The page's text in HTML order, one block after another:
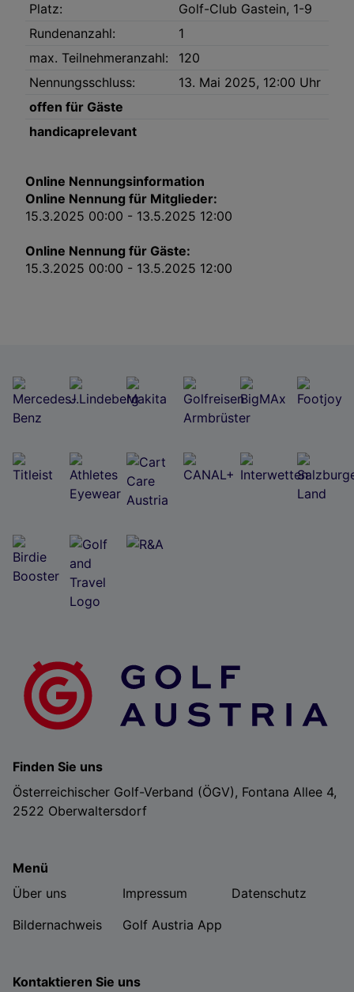
Platz:
Golf-Club Gastein, 1-9
Rundenanzahl:
1
max. Teilnehmeranzahl:
120
Nennungsschluss:
13. Mai 2025, 12:00 Uhr
offen für Gäste
handicaprelevant
Online Nennungsinformation
Online Nennung für Mitglieder:
15.3.2025 00:00 - 13.5.2025 12:00
Online Nennung für Gäste:
15.3.2025 00:00 - 13.5.2025 12:00
Finden Sie uns
Österreichischer Golf-Verband (ÖGV), Fontana Allee 4,
2522 Oberwaltersdorf
Menü
Über uns
Impressum
Datenschutz
Bildernachweis
Golf Austria App
Kontaktieren Sie uns
Wir und unsere Partner verarbeiten Daten, um
Folgendes bereitzustellen:
aktiv abfragen. Speichern von oder Zugriff auf Informationen auf einem
und der Performance von Inhalten, Zielgruppenforschung sowie Entwicklung
und Verbesserung von Angeboten.
Liste der Partner (Lieferanten)